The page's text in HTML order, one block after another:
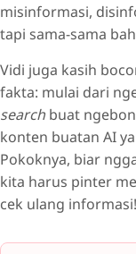
misinformasi,
tapi sama-sama
Vidi juga kasih
fakta: mulai dari
search buat
konten buatan AI
Pokoknya, biar
kita harus pinter
cek ulang informasi!